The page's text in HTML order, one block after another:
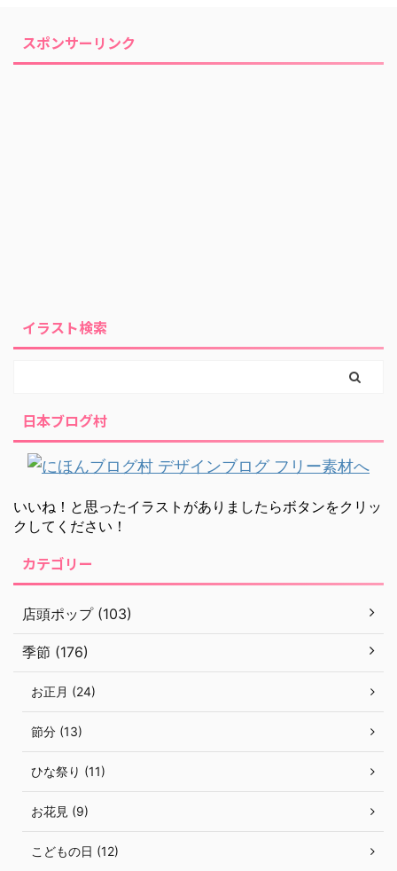
スポンサーリンク
イラスト検索
日本ブログ村
いいね！と思ったイラストがありましたらボタンをクリッ
クしてください！
カテゴリー
店頭ポップ (103)
季節 (176)
お正月 (24)
節分 (13)
ひな祭り (11)
お花見 (9)
こどもの日 (12)